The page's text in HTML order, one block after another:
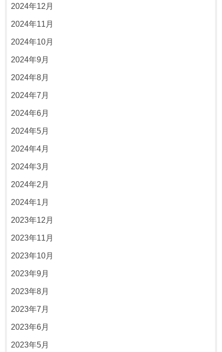
2024年12月
2024年11月
2024年10月
2024年9月
2024年8月
2024年7月
2024年6月
2024年5月
2024年4月
2024年3月
2024年2月
2024年1月
2023年12月
2023年11月
2023年10月
2023年9月
2023年8月
2023年7月
2023年6月
2023年5月